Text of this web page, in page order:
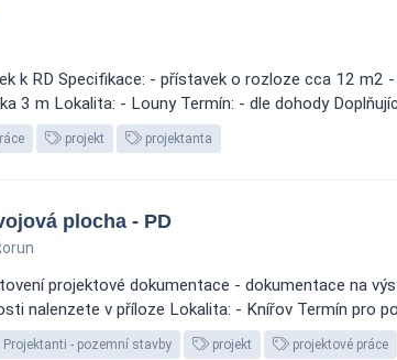
k RD Specifikace: - přístavek o rozloze cca 12 m2
m Lokalita: - Louny Termín: - dle dohody
projekt projektanta
plocha - PD
projektové dokumentace - dokumentace na
nalenzete v příloze Lokalita: - Knířov Termín pro
Projektanti - pozemní stavby projekt projektové práce